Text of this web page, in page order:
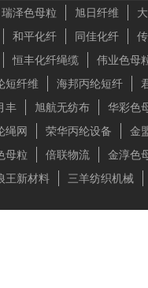
瑞泽色母粒 旭日纤维
和平化纤 同佳化纤
恒丰化纤绳缆
伟业色母
短纤维 海邦丙纶短纤
丰 旭航无纺布
华彩色
绳网 荣华丙纶设备
金
母粒 倍联物流
金淳色
王新材料 三羊纺织机械